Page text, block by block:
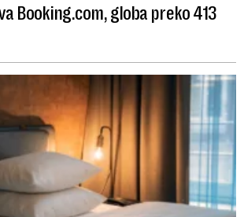
Booking.com, globa preko 413